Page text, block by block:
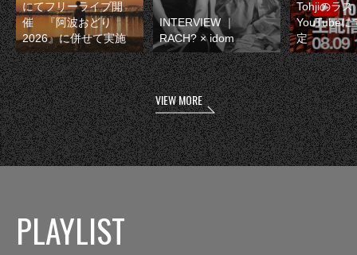
にてフリーライブ開
催 『阿波おどり
2026』に併せて実施
INTERVIEW ｜
RACH? × idom
Tohjiのラス
YouTubeに
定
VIEW MORE
PLAYLIST